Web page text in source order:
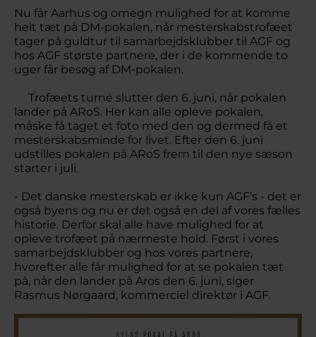
Nu får Aarhus og omegn mulighed for at komme
helt tæt på DM-pokalen, når mesterskabstrofæet
tager på guldtur til samarbejdsklubber til AGF og
hos AGF største partnere, der i de kommende to
uger får besøg af DM-pokalen.
Trofæets turné slutter den 6. juni, når pokalen
lander på ARoS. Her kan alle opleve pokalen,
måske få taget et foto med den og dermed få et
mesterskabsminde for livet. Efter den 6. juni
udstilles pokalen på ARoS frem til den nye sæson
starter i juli.
- Det danske mesterskab er ikke kun AGF’s - det er
også byens og nu er det også en del af vores fælles
historie. Derfor skal alle have mulighed for at
opleve trofæet på nærmeste hold. Først i vores
samarbejdsklubber og hos vores partnere,
hvorefter alle får mulighed for at se pokalen tæt
på, når den lander på Aros den 6. juni, siger
Rasmus Nørgaard, kommerciel direktør i AGF.